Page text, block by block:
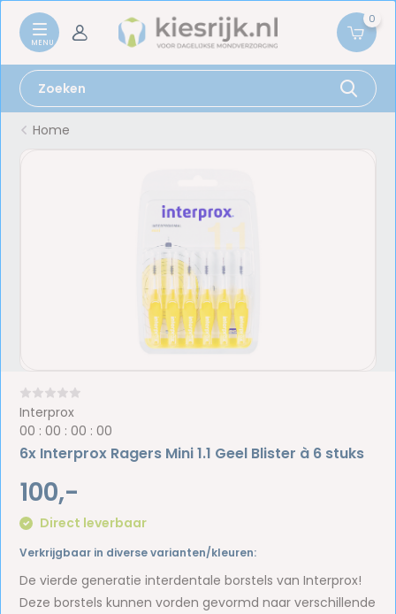
0
Home
Interprox
00 :00 :00 :00
6x Interprox Ragers Mini 1.1 Geel Blister à 6 stuks
100,-
Direct leverbaar
Verkrijgbaar in diverse varianten/kleuren:
De vierde generatie interdentale borstels van Interprox!
Deze borstels kunnen vorden gevormd naar verschillende